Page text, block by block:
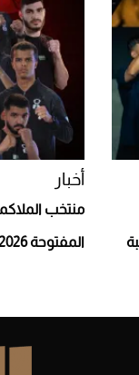
أخبار
منتخب
المفتوحة 2026